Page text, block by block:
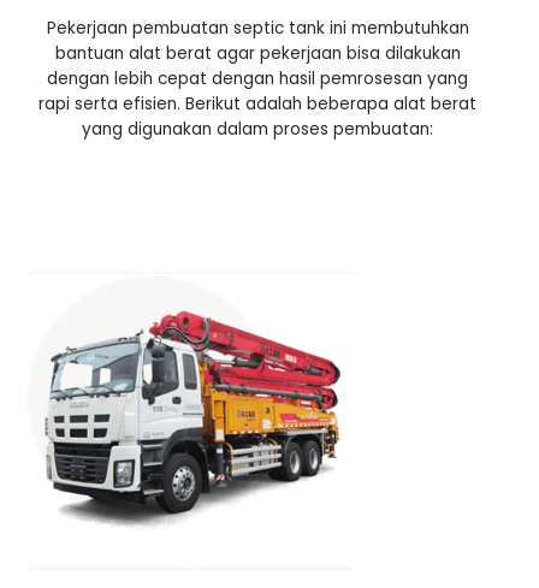
Pekerjaan pembuatan septic tank ini membutuhkan
bantuan alat berat agar pekerjaan bisa dilakukan
dengan lebih cepat dengan hasil pemrosesan yang
rapi serta efisien. Berikut adalah beberapa alat berat
yang digunakan dalam proses pembuatan: